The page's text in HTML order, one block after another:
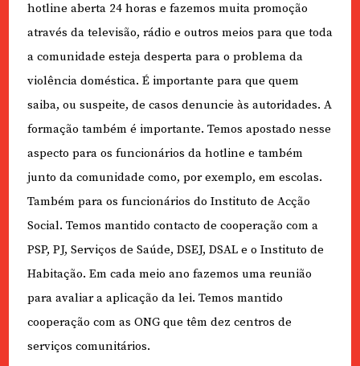
hotline aberta 24 horas e fazemos muita promoção
através da televisão, rádio e outros meios para que toda
a comunidade esteja desperta para o problema da
violência doméstica. É importante para que quem
saiba, ou suspeite, de casos denuncie às autoridades. A
formação também é importante. Temos apostado nesse
aspecto para os funcionários da hotline e também
junto da comunidade como, por exemplo, em escolas.
Também para os funcionários do Instituto de Acção
Social. Temos mantido contacto de cooperação com a
PSP, PJ, Serviços de Saúde, DSEJ, DSAL e o Instituto de
Habitação. Em cada meio ano fazemos uma reunião
para avaliar a aplicação da lei. Temos mantido
cooperação com as ONG que têm dez centros de
serviços comunitários.